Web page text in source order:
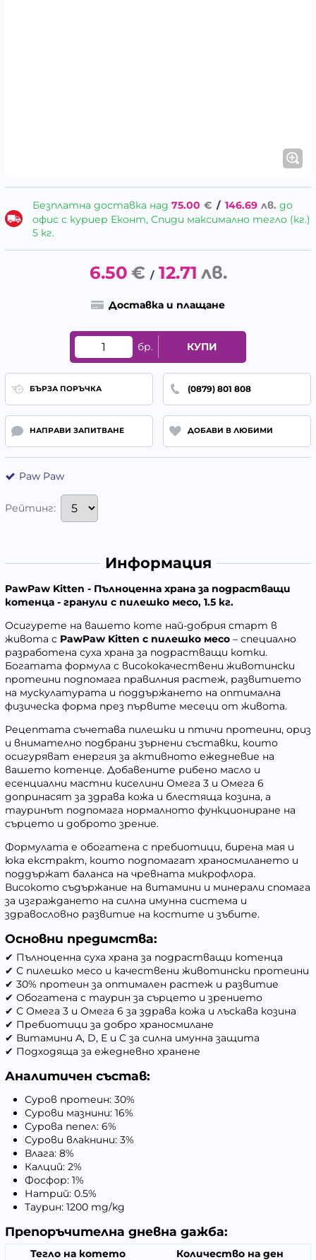
Безплатна доставка над 75.00 € / 146.69 лв. до
офис с куриер Еконт, Спиди максимално тегло (кг.)
5 кг.
6.50 € / 12.71 лв.
Доставка и плащане
бр. КУПИ
БЪРЗА ПОРЪЧКА (0879) 801 808
НАПРАВИ ЗАПИТВАНЕ ДОБАВИ В ЛЮБИМИ
Paw Paw
Рейтинг:
Информация
PawPaw Kitten - Пълноценна храна за подрастващи
котенца - гранули с пилешко месо, 1.5 кг.
Осигурете на вашето коте най-добрия старт в
живота с PawPaw Kitten с пилешко месо – специално
разработена суха храна за подрастващи котки.
Богатата формула с висококачествени животински
протеини подпомага правилния растеж, развитието
на мускулатурата и поддържането на оптимална
физическа форма през първите месеци от живота.
Рецептата съчетава пилешки и птичи протеини, ориз
и внимателно подбрани зърнени съставки, които
осигуряват енергия за активното ежедневие на
вашето котенце. Добавените рибено масло и
есенциални мастни киселини Омега 3 и Омега 6
допринасят за здрава кожа и блестяща козина, а
тауринът подпомага нормалното функциониране на
сърцето и доброто зрение.
Формулата е обогатена с пребиотици, бирена мая и
юка екстракт, които подпомагат храносмилането и
поддържат баланса на чревната микрофлора.
Високото съдържание на витамини и минерали спомага
за изграждането на силна имунна система и
здравословно развитие на костите и зъбите.
Основни предимства:
✔ Пълноценна суха храна за подрастващи котенца
✔ С пилешко месо и качествени животински протеини
✔ 30% протеин за оптимален растеж и развитие
✔ Обогатена с таурин за сърцето и зрението
✔ С Омега 3 и Омега 6 за здрава кожа и лъскава козина
✔ Пребиотици за добро храносмилане
✔ Витамини A, D, E и C за силна имунна защита
✔ Подходяща за ежедневно хранене
Аналитичен състав:
Суров протеин: 30%
Сурови мазнини: 16%
Сурова пепел: 6%
Сурови влакнини: 3%
Влага: 8%
Калций: 2%
Фосфор: 1%
Натрий: 0.5%
Таурин: 1200 mg/kg
Препоръчителна дневна дажба:
Тегло на котето Количество на ден